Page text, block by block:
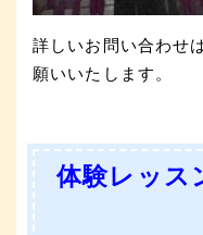
詳しいお問い合わせ
願いいたします。
体験レッス